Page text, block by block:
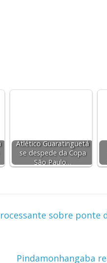
Atlético Guaratinguetá
se despede da Copa
São Paulo…
sobre ponte
Pindamonhangaba